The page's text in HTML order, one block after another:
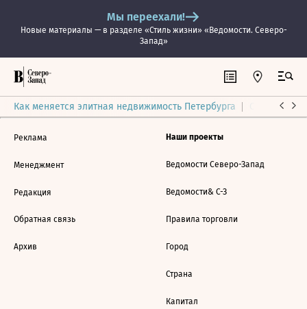
Мы переехали!
Новые материалы — в разделе «Стиль жизни» «Ведомости. Северо-
Запад»
Как меняется элитная недвижимость Петербурга Ситуация
Реклама
Менеджмент
Редакция
Обратная связь
Архив
Наши проекты
Ведомости Северо-Запад
Ведомости& С-З
Правила торговли
Город
Страна
Капитал